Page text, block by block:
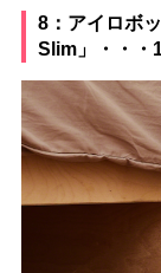
8：アイロボ
Slim」・・・